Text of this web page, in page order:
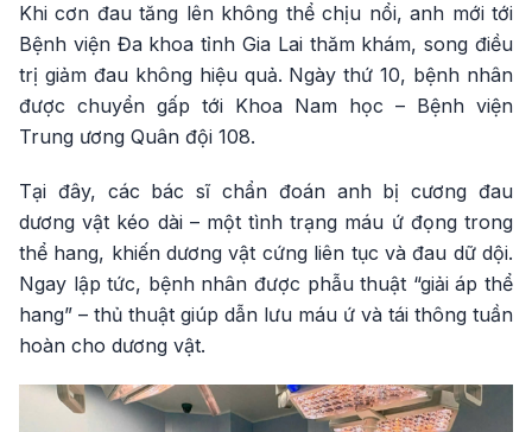
Khi cơn đau tăng lên không thể chịu nổi, anh mới tới
Bệnh viện Đa khoa tỉnh Gia Lai thăm khám, song điều
trị giảm đau không hiệu quả. Ngày thứ 10, bệnh nhân
được chuyển gấp tới Khoa Nam học – Bệnh viện
Trung ương Quân đội 108.
Tại đây, các bác sĩ chẩn đoán anh bị cương đau
dương vật kéo dài – một tình trạng máu ứ đọng trong
thể hang, khiến dương vật cứng liên tục và đau dữ dội.
Ngay lập tức, bệnh nhân được phẫu thuật “giải áp thể
hang” – thủ thuật giúp dẫn lưu máu ứ và tái thông tuần
hoàn cho dương vật.